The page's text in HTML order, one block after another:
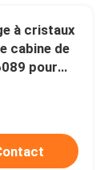
à cristaux
cabine de
pour